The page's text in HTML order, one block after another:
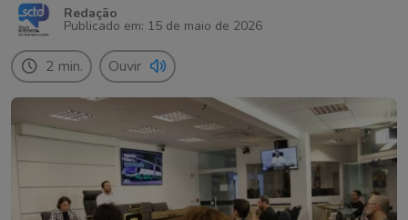
Redação
Publicado em: 15 de maio de 2026
2 min. Ouvir